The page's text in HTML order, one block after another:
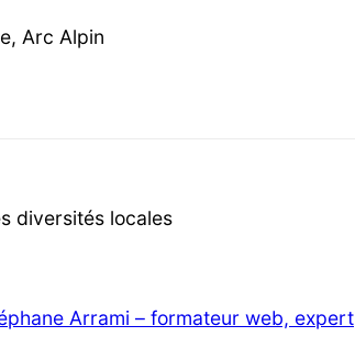
Arc Alpin
diversités locales
Arrami – formateur web, expert